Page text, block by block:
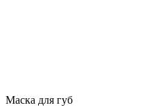
Маска для губ